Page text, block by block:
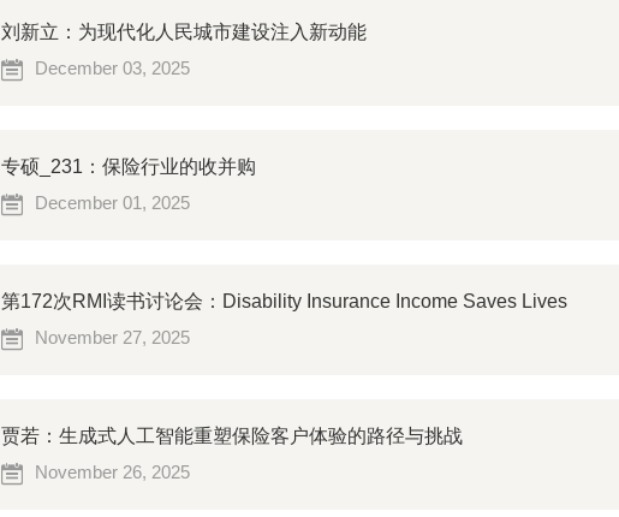
刘新立：为现代化人民城市建设注入新动能
December 03, 2025
专硕_231：保险行业的收并购
December 01, 2025
第172次RMI读书讨论会：Disability Insurance Income Saves Lives
November 27, 2025
贾若：生成式人工智能重塑保险客户体验的路径与挑战
November 26, 2025